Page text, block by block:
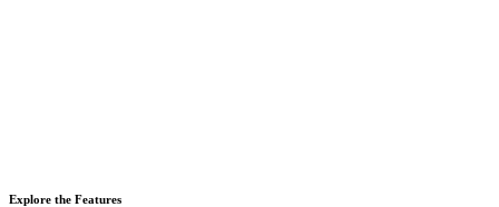
Explore the Features